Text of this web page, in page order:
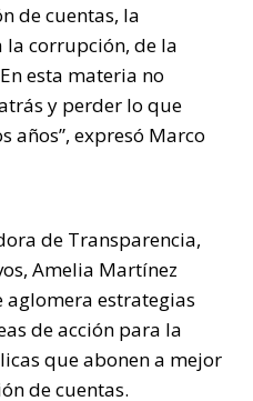
de cuentas, la
corrupción, de la
esta materia no
y perder lo que
años”, expresó Marco
de Transparencia,
Amelia Martínez
aglomera estrategias
de acción para la
que abonen a mejor
de cuentas.